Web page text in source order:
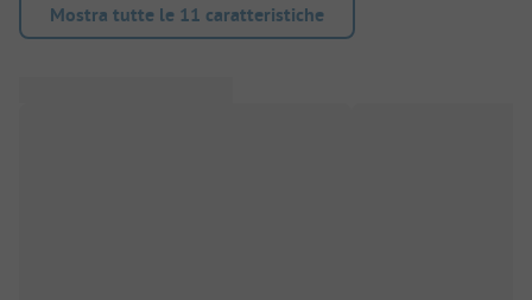
Mostra tutte le 11 caratteristiche